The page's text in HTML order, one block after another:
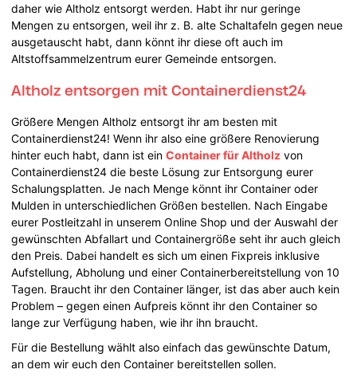
daher wie Altholz entsorgt werden. Habt ihr nur geringe
Mengen zu entsorgen, weil ihr z. B. alte Schaltafeln gegen neue
ausgetauscht habt, dann könnt ihr diese oft auch im
Altstoffsammelzentrum eurer Gemeinde entsorgen.
Altholz entsorgen mit Containerdienst24
Größere Mengen Altholz entsorgt ihr am besten mit
Containerdienst24! Wenn ihr also eine größere Renovierung
hinter euch habt, dann ist einContainer für Altholz von
Containerdienst24 die beste Lösung zur Entsorgung eurer
Schalungsplatten. Je nach Menge könnt ihr Container oder
Mulden in unterschiedlichen Größen bestellen. Nach Eingabe
eurer Postleitzahl in unserem Online Shop und der Auswahl der
gewünschten Abfallart und Containergröße seht ihr auch gleich
den Preis. Dabei handelt es sich um einen Fixpreis inklusive
Aufstellung, Abholung und einer Containerbereitstellung von 10
Tagen. Braucht ihr den Container länger, ist das aber auch kein
Problem – gegen einen Aufpreis könnt ihr den Container so
lange zur Verfügung haben, wie ihr ihn braucht.
Für die Bestellung wählt also einfach das gewünschte Datum,
an dem wir euch den Container bereitstellen sollen.